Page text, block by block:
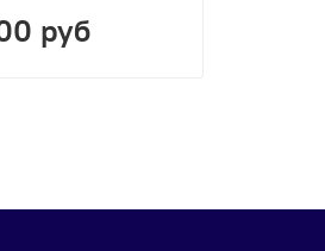
руб